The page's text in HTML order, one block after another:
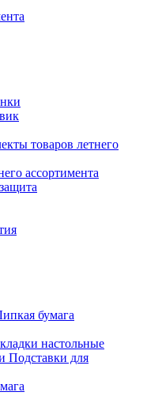
товаров летнего
ассортимента
бумага
настольные
Подставки для